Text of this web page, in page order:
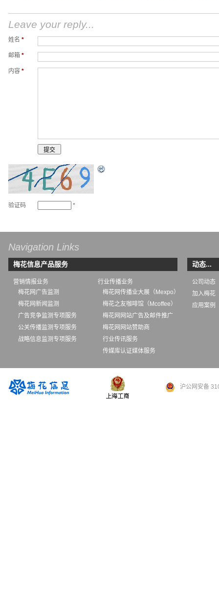
Leave your reply...
姓名 *
邮箱 *
内容 *
验证码 *
Navigation Links
梅花信息产品服务
营销情报业务
梅花网广告监测
梅花网新闻监测
广告竞争监测专项服务
公关传播监测专项服务
战略信息监测专项服务
行业传播业务
梅花网传播业大展（Mexpo）
梅花之友咖啡馆（Mcoffee）
梅花网网站广告及邮件推广
梅花网网站赞助商
行业传讯服务
传媒库认证媒体服务
动态...
公司动态
加入梅花
应用案例
沪公网安备